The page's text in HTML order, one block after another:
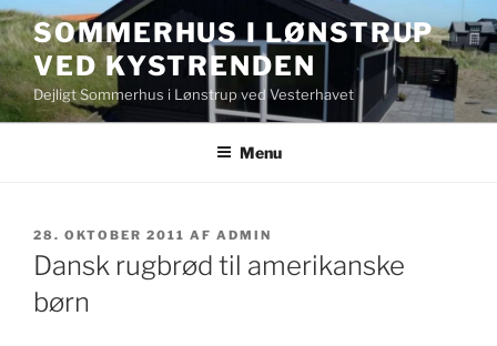
Videre
til
indhold
SOMMERHUS I LØNSTRUP
VED KYSTRENDEN
Dejligt Sommerhus i Lønstrup ved Vesterhavet
Menu
UDGIVET
DEN
28. OKTOBER 2011 AF ADMIN
Dansk rugbrød til amerikanske
børn